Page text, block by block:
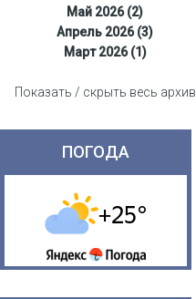
Май 2026 (2)
Апрель 2026 (3)
Март 2026 (1)
Показать / скрыть весь архив
ПОГОДА